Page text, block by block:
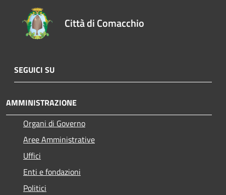
Città di Comacchio
SEGUICI SU
AMMINISTRAZIONE
Organi di Governo
Aree Amministrative
Uffici
Enti e fondazioni
Politici